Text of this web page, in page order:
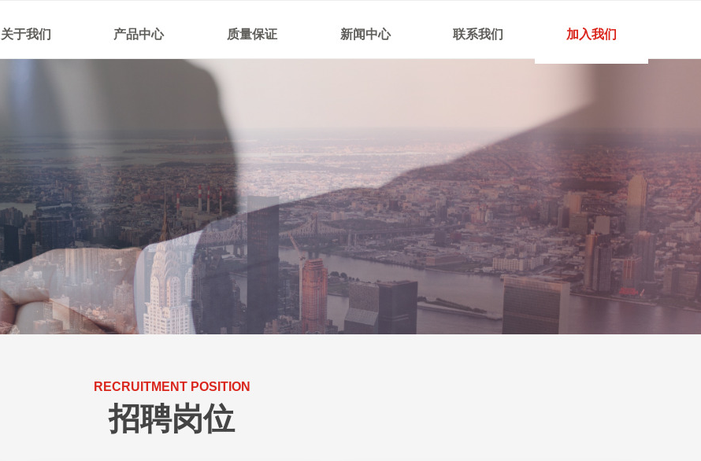
关于我们 产品中心 质量保证 新闻中心 联系我们 加入我们
RECRUITMENT POSITION
招聘岗位